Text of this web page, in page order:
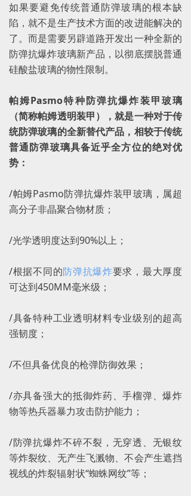
如果要避免传统普通防弹玻璃的根本缺
陷，就不是生产技术方面的改进能解决的
了。而是需要另辟道路开发出一种全新的
防弹抗爆炸玻璃新产品，以彻底摆脱普通
硅酸盐玻璃的物性限制。
帕姆Pasmo特种防弹抗爆炸装甲玻璃
（简称帕姆透明装甲），就是一种对于传
统防弹玻璃的全新替代产品，相较于传统
普通防弹玻璃具备近乎全方位的绝对优
势：
/帕姆Pasmo防弹抗爆炸装甲玻璃，属超
高分子非晶聚合物材质；
/光学透明度达到90%以上；
/根据不同的防弹抗爆炸要求，最大厚度
可达到450MM毫米级；
/具备特种工业透明材料专业级别的超高
强韧度；
/不但具备优良的枪弹防御效果；
/亦具备强大的抵御炸药、手榴弹、爆炸
物等热兵器暴力攻击防护能力；
/防弹抗爆炸不碎不裂，无穿透、无银纹
等炸裂纹、无产生飞溅物、不会产生遮挡
视线的炸裂辐射状“蜘蛛网纹”等；